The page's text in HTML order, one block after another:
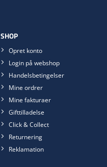
SHOP
Opret konto
Login på webshop
Handelsbetingelser
Mine ordrer
Mine fakturaer
Gifttilladelse
Click & Collect
Returnering
Reklamation